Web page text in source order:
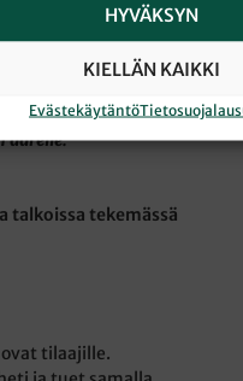
HYVÄKSYN
KIELLÄN KAIKKI
Evästekäytäntö
festaritalkoitaan siitä,
tapahtumaa. Tänä
neuvonnan
saada paljon nuoria
äärelle.
talkoissa tekemässä
tilaajille.